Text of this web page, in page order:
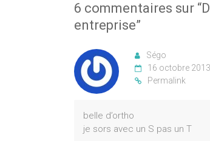
6 commentaires sur “
entreprise”
Ségo
16 octobre
Permalink
belle d’ortho
je sors avec un S pas un T